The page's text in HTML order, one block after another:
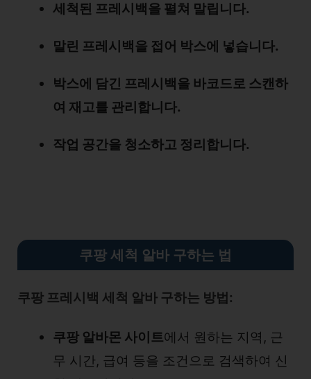
세척된 프레시백을 펼쳐 말립니다.
말린 프레시백을 접어 박스에 넣습니다.
박스에 담긴 프레시백을 바코드로 스캔하
여 재고를 관리합니다.
작업 공간을 청소하고 정리합니다.
쿠팡 세척 알바 구하는 법
쿠팡 프레시백 세척 알바 구하는 방법:
쿠팡 알바몬 사이트에서 원하는 지역, 근
무 시간, 급여 등을 조건으로 검색하여 신